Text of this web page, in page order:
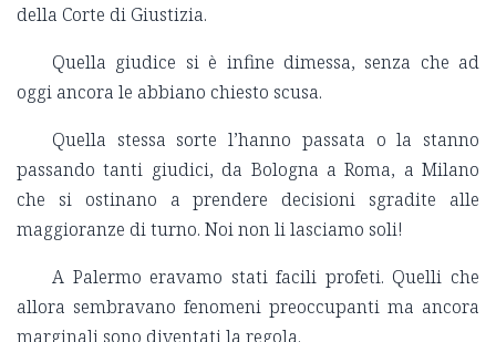
della Corte di Giustizia.
Quella giudice si è infine dimessa, senza che ad
oggi ancora le abbiano chiesto scusa.
Quella stessa sorte l’hanno passata o la stanno
passando tanti giudici, da Bologna a Roma, a Milano
che si ostinano a prendere decisioni sgradite alle
maggioranze di turno. Noi non li lasciamo soli!
A Palermo eravamo stati facili profeti. Quelli che
allora sembravano fenomeni preoccupanti ma ancora
marginali sono diventati la regola.